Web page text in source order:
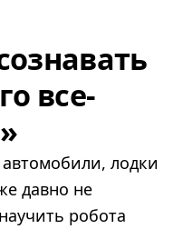
все-
лодки
давно не
робота